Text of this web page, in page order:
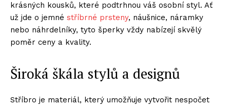
krásných kousků, které podtrhnou váš osobní styl. Ať
už jde o jemné stříbrné prsteny, náušnice, náramky
nebo náhrdelníky, tyto šperky vždy nabízejí skvělý
poměr ceny a kvality.
Široká škála stylů a designů
Stříbro je materiál, který umožňuje vytvořit nespočet